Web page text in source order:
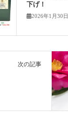
下げ！
2026年1月30日
次の記事